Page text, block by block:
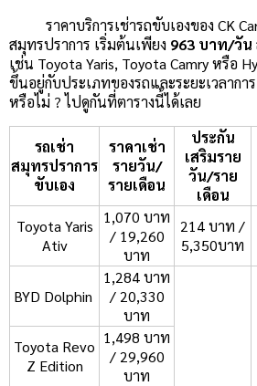
ราคาบริการเช่ารถขับเองของ CK
สมุทรปราการ เริ่มต้นเพียง 963 บาท/วัน
เช่น Toyota Yaris, Toyota Camry หรือ
ขึ้นอยู่กับประเภทของรถและระยะเวลากา
หรือไม่ ? ไปดูกันที่ตารางนี้ได้เลย
รถเช่า
สมุทรปราการ
ขับเอง
ราคาเช่า
รายวัน/
รายเดือน
ประกัน
เสริมราย
วัน/ราย
เดือน
Toyota Yaris
Ativ
1,070 บาท
/ 19,260
บาท
214 บาท /
5,350บาท
BYD Dolphin
1,284 บาท
/ 20,330
บาท
Toyota Revo
Z Edition
1,498 บาท
/ 29,960
บาท